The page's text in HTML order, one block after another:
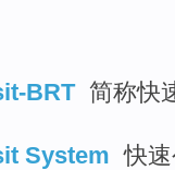
BRT 简称快
System 快